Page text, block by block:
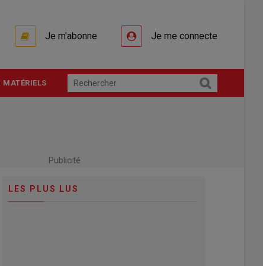
Je m'abonne Je me connecte
MATÉRIELS
Publicité
LES PLUS LUS